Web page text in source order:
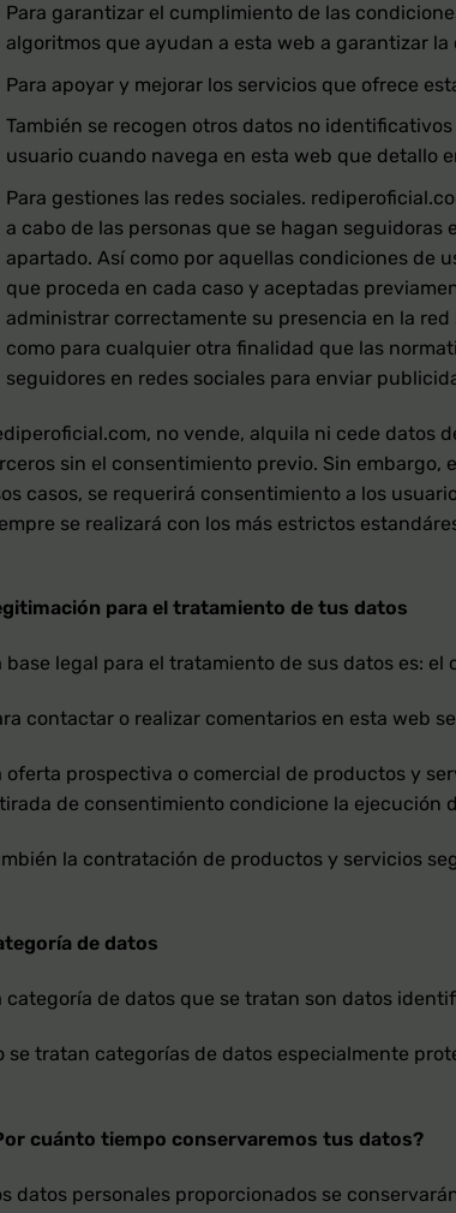
Para garantizar el cumplimiento de las
algoritmos que ayudan a esta web a garantizar
Para apoyar y mejorar los servicios que ofrece
También se recogen otros datos no
usuario cuando navega en esta web que detallo
Para gestiones las redes sociales.
a cabo de las personas que se hagan
apartado. Así como por aquellas condiciones de
que proceda en cada caso y aceptadas
administrar correctamente su presencia en la
como para cualquier otra finalidad que las
seguidores en redes sociales para enviar
no vende, alquila ni cede datos
sin el consentimiento previo. Sin embargo,
casos, se requerirá consentimiento a los
se realizará con los más estrictos
para el tratamiento de tus datos
base legal para el tratamiento de sus datos es: el
contactar o realizar comentarios en esta web
oferta prospectiva o comercial de productos y
de consentimiento condicione la ejecución
la contratación de productos y servicios
de datos
categoría de datos que se tratan son datos
se tratan categorías de datos especialmente
cuánto tiempo conservaremos tus datos?
datos personales proporcionados se